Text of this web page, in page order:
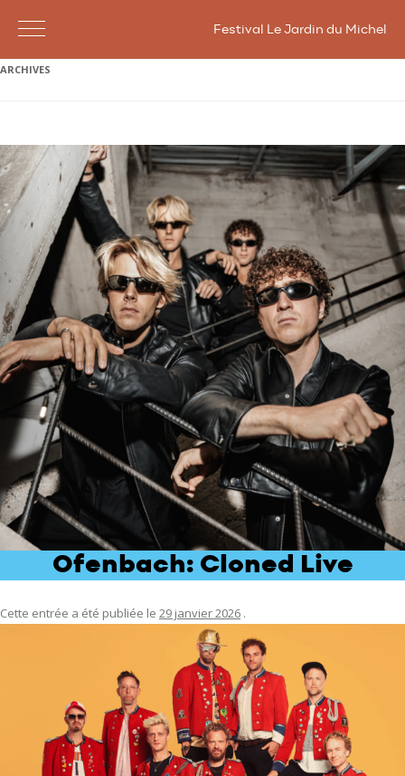
ARCHIVES
Ofenbach: Cloned Live
Cette entrée a été publiée le 29 janvier 2026 .
Festival Le Jardin du Michel